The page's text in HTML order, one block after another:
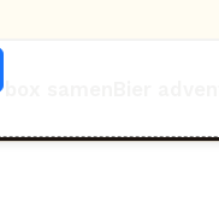
samen